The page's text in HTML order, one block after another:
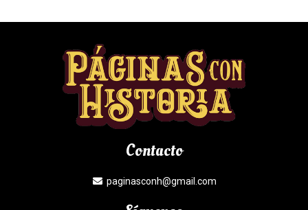
Contacto
paginasconh@gmail.com